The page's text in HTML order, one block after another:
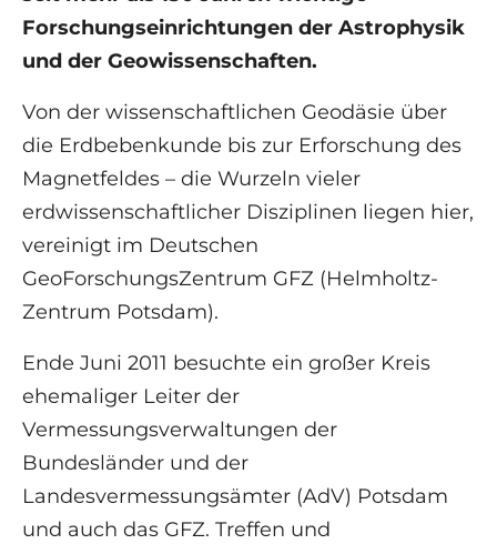
Forschungseinrichtungen der Astrophysik
und der Geowissenschaften.
Von der wissenschaftlichen Geodäsie über
die Erdbebenkunde bis zur Erforschung des
Magnetfeldes – die Wurzeln vieler
erdwissenschaftlicher Disziplinen liegen hier,
vereinigt im Deutschen
GeoForschungsZentrum GFZ (Helmholtz-
Zentrum Potsdam).
Ende Juni 2011 besuchte ein großer Kreis
ehemaliger Leiter der
Vermessungsverwaltungen der
Bundesländer und der
Landesvermessungsämter (AdV) Potsdam
und auch das GFZ. Treffen und